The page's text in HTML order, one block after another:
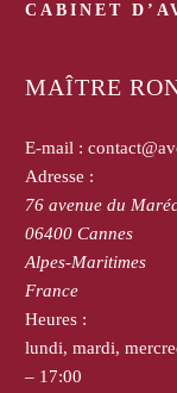
CABINET
MAÎTRE
E-mail :
Adresse :
76 avenue du
06400 Cannes
Alpes-Maritimes
France
Heures :
lundi, mardi,
– 17:00